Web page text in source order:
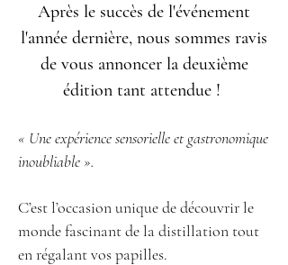
Après le succès de l'événement
l'année dernière, nous sommes ravis
de vous annoncer la deuxième
édition tant attendue !
« Une expérience sensorielle et gastronomique
inoubliable ».
C’est l’occasion unique de découvrir le
monde fascinant de la distillation tout
en régalant vos papilles.